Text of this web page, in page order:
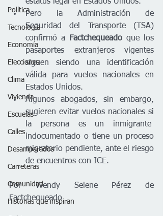
Política
Tecnología
Economía
Elecciones
Clima
Vivienda
Escuelas
Calles
Desamparados
Carreteras
Comunidad
Historias que inspiran
Pero la Administración de
Seguridad del Transporte (TSA)
confirmó a
Factchequeado que los
pasaportes extranjeros vigentes
siguen siendo una identificación
válida para vuelos nacionales en
Estados Unidos.
Algunos abogados, sin embargo,
sugieren evitar vuelos nacionales si
la persona es un inmigrante
indocumentado o tiene un proceso
migratorio pendiente, ante el riesgo
de encuentros con ICE.
Por Wendy Selene Pérez de
Factchequeado